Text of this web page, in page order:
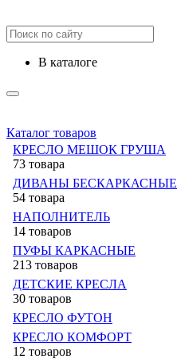
в каталоге
Каталог товаров
КРЕСЛО МЕШОК ГРУША
73 товара
ДИВАНЫ БЕСКАРКАСНЫЕ
54 товара
НАПОЛНИТЕЛЬ
14 товаров
ПУФЫ КАРКАСНЫЕ
213 товаров
ДЕТСКИЕ КРЕСЛА
30 товаров
КРЕСЛО ФУТОН
КРЕСЛО КОМФОРТ
12 товаров